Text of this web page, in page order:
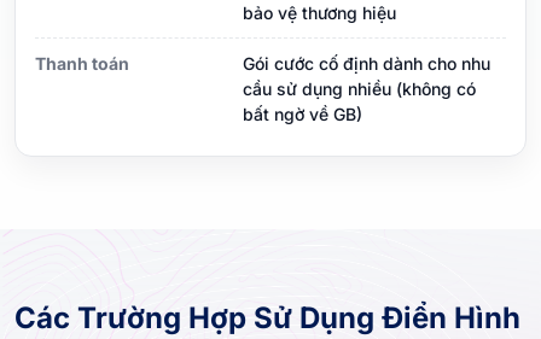
bảo vệ thương hiệu
Thanh toán
Gói cước cố định dành cho nhu
cầu sử dụng nhiều (không có
bất ngờ về GB)
Các Trường Hợp Sử Dụng Điển Hình